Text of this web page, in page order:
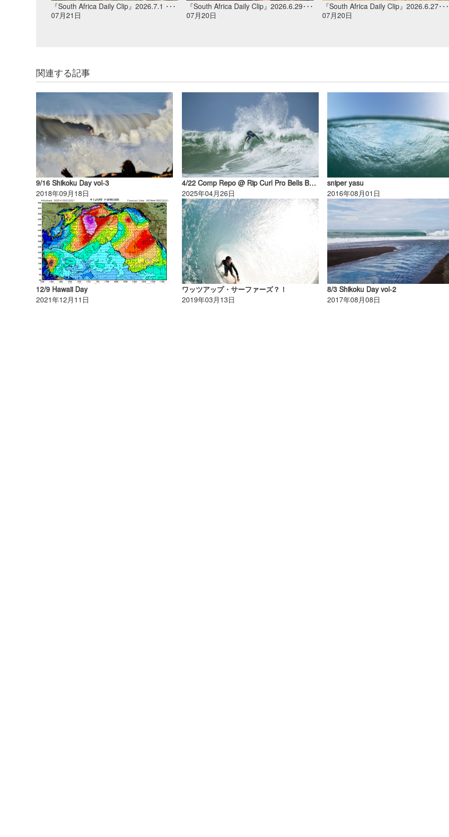
『South Africa Daily Clip』2026.7.1 ･･･
07月21日
『South Africa Daily Clip』2026.6.29･･･
07月20日
『South Africa Daily Clip』2026.6.27･･･
07月20日
関連する記事
9/16 Shikoku Day vol-3
2018年09月18日
4/22 Comp Repo @ Rip Curl Pro Bells Beach
2025年04月26日
sniper yasu
2016年08月01日
12/9 Hawaii Day
2021年12月11日
ワッツアップ・サーファーズ？！
2019年03月13日
8/3 Shikoku Day vol-2
2017年08月08日